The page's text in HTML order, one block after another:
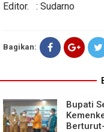
Editor. : Sudarno
Bagikan:
Bupati